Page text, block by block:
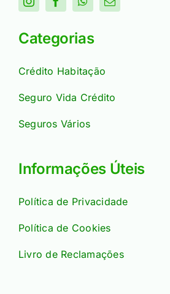
Categorias
Crédito Habitação
Seguro Vida Crédito
Seguros Vários
Informações Úteis
Política de Privacidade
Política de Cookies
Livro de Reclamações